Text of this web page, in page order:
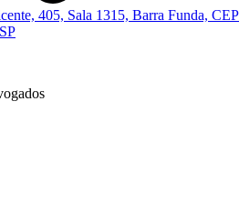
405, Sala 1315, Barra Funda, CEP